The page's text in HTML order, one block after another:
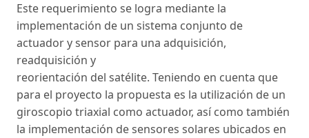
Este requerimiento se logra mediante la
implementación de un sistema conjunto de
actuador y sensor para una adquisición,
readquisición y
reorientación del satélite. Teniendo en cuenta que
para el proyecto la propuesta es la utilización de un
giroscopio triaxial como actuador, así como también
la implementación de sensores solares ubicados en